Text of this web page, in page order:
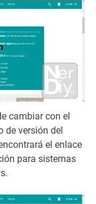
cambiar con el
de versión del
el enlace
para sistemas